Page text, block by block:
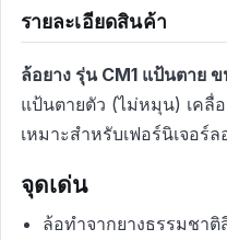
รายละเอียดสินค้า
ล้อยาง รุ่น CM1 แป้นตาย
แป้นตายตัว (ไม่หมุน) เคลื่
เหมาะสำหรับเฟอร์นิเจอร์
จุดเด่น
ล้อทำจากยางธรรมชา